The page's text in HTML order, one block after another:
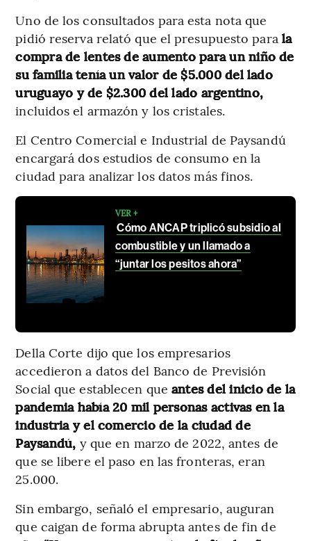
Uno de los consultados para esta nota que
pidió reserva relató que el presupuesto para la
compra de lentes de aumento para un niño de
su familia tenía un valor de $5.000 del lado
uruguayo y de $2.300 del lado argentino,
incluidos el armazón y los cristales.
El Centro Comercial e Industrial de Paysandú
encargará dos estudios de consumo en la
ciudad para analizar los datos más finos.
VER +
Cómo ANCAP triplicó subsidio al
combustible y un llamado a
“juntar los pesitos ahora”
Della Corte dijo que los empresarios
accedieron a datos del Banco de Previsión
Social que establecen que antes del inicio de la
pandemia había 20 mil personas activas en la
industria y el comercio de la ciudad de
Paysandú, y que en marzo de 2022, antes de
que se libere el paso en las fronteras, eran
25.000.
Sin embargo, señaló el empresario, auguran
que caigan de forma abrupta antes de fin de